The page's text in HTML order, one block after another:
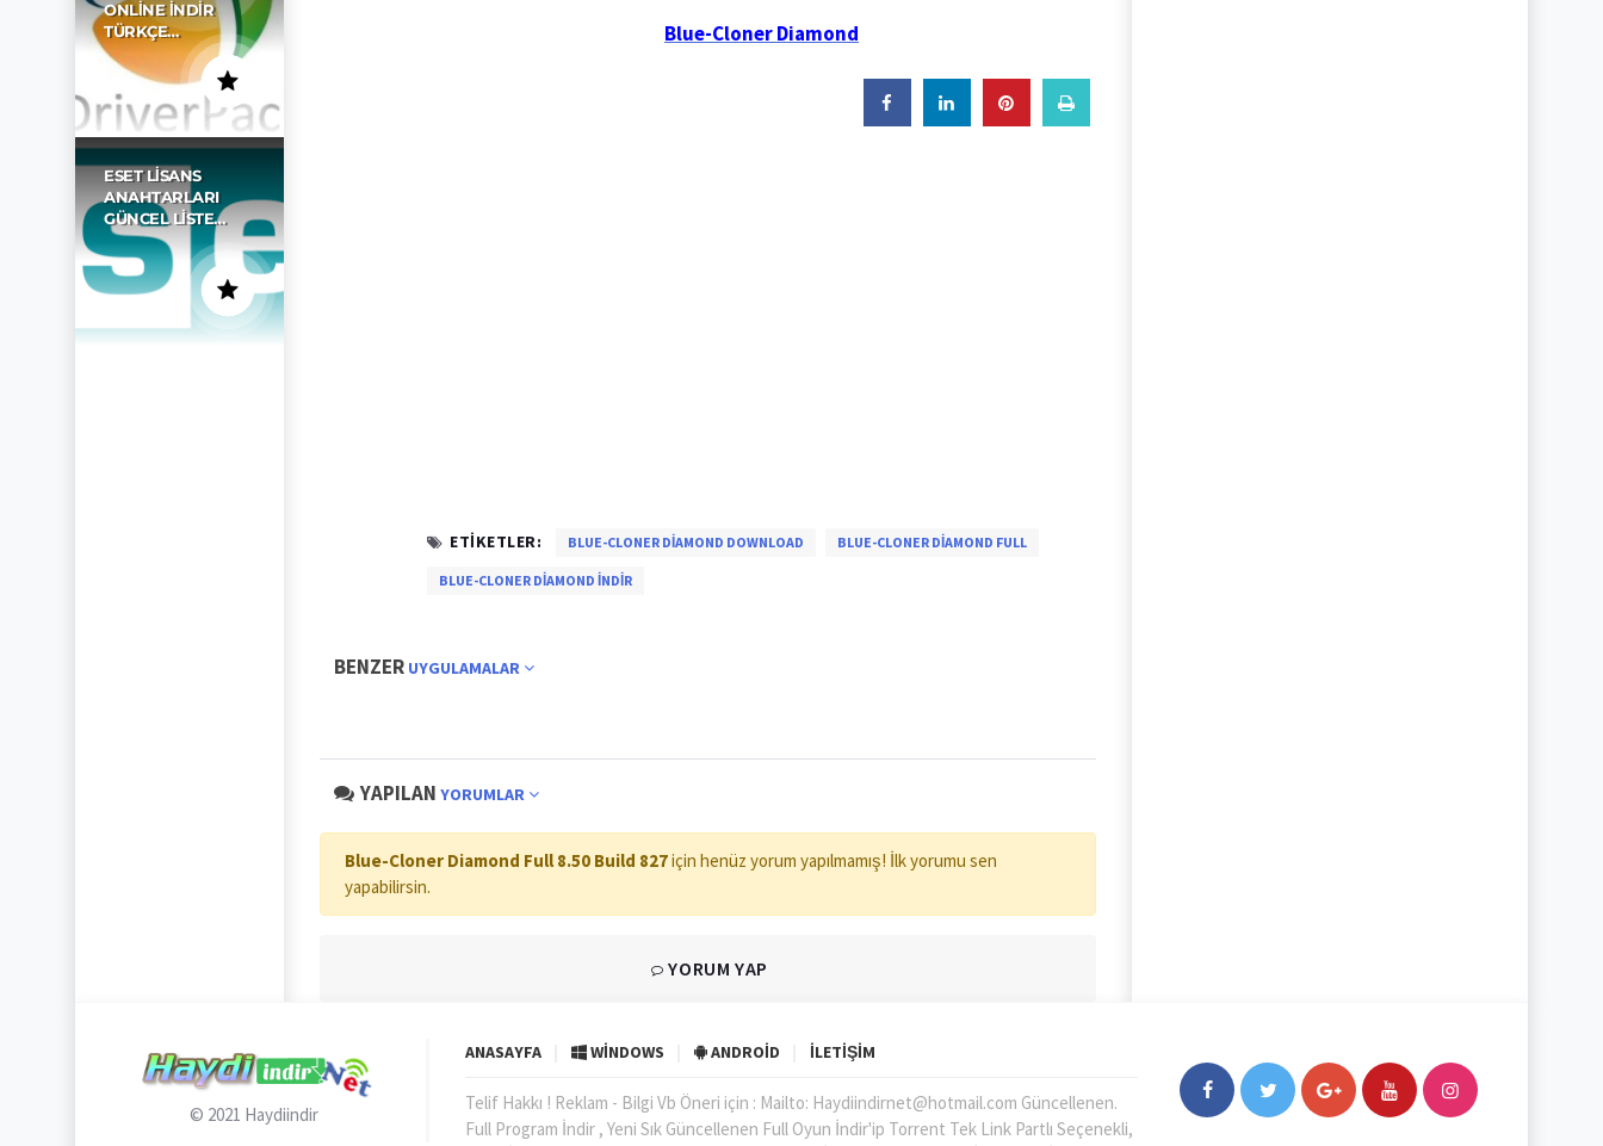
ONLINE İNDIR
TÜRKÇE…
ESET LISANS
ANAHTARLARI
GÜNCEL LISTE…
Blue-Cloner Diamond
ETIKETLER: BLUE-CLONER DIAMOND DOWNLOAD BLUE-CLONER DIAMOND FULL
BLUE-CLONER DIAMOND INDIR
BENZER UYGULAMALAR
YAPILAN YORUMLAR
Blue-Cloner Diamond Full 8.50 Build 827için henüz yorum yapılmamış! İlk yorumu sen
yapabilirsin.
YORUM YAP
© 2021 Haydiindir
ANASAYFA WINDOWS ANDROID İLETIŞIM
Telif Hakkı ! Reklam - Bilgi Vb Öneri için : Mailto: Haydiindirnet@hotmail.com Güncellenen.
Full Program İndir , Yeni Sık Güncellenen Full Oyun İndir'ip Torrent Tek Link Partlı Seçenekli,